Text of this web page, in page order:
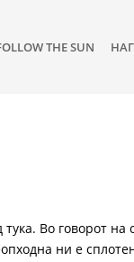
THE SUN
Во говорот на
ни е